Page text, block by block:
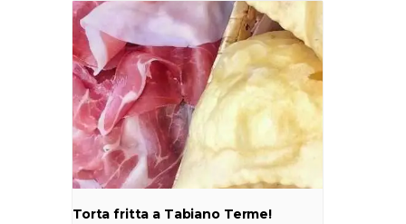
Torta fritta a Tabiano Terme!